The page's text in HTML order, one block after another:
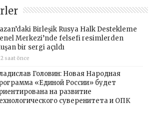
Birleşik Rusya Halk Destekleme
Merkezi’nde felsefi resimlerden
bir sergi açıldı
2 saat önce
Головин: Новая Народная
«Единой России» будет
на развитие
суверенитета и ОПК